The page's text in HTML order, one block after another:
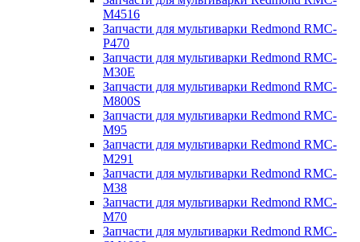
M4516
Запчасти для мультиварки Redmond RMC-
P470
Запчасти для мультиварки Redmond RMC-
M30E
Запчасти для мультиварки Redmond RMC-
M800S
Запчасти для мультиварки Redmond RMC-
M95
Запчасти для мультиварки Redmond RMC-
M291
Запчасти для мультиварки Redmond RMC-
M38
Запчасти для мультиварки Redmond RMC-
M70
Запчасти для мультиварки Redmond RMC-